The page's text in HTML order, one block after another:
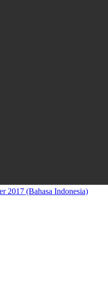
2017 (Bahasa Indonesia)